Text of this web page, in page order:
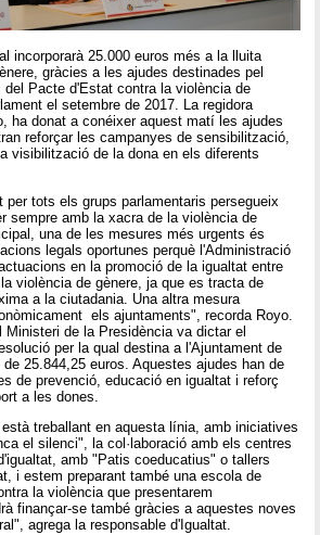
incorporarà 25.000 euros més a la lluita
gràcies a les ajudes destinades pel
del Pacte d'Estat contra la violència de
el setembre de 2017. La regidora
ha donat a conéixer aquest matí les ajudes
reforçar les campanyes de sensibilització,
visibilització de la dona en els diferents
tots els grups parlamentaris persegueix
sempre amb la xacra de la violència de
una de les mesures més urgents és
legals oportunes perquè l'Administració
en la promoció de la igualtat entre
violència de gènere, ja que es tracta de
a la ciutadania. Una altra mesura
els ajuntaments", recorda Royo.
de la Presidència va dictar el
per la qual destina a l'Ajuntament de
25.844,25 euros. Aquestes ajudes han de
de prevenció, educació en igualtat i reforç
a les dones.
treballant en aquesta línia, amb iniciatives
el silenci", la col·laboració amb els centres
amb "Patis coeducatius" o tallers
i estem preparant també una escola de
la violència que presentarem
finançar-se també gràcies a aquestes noves
agrega la responsable d'Igualtat.